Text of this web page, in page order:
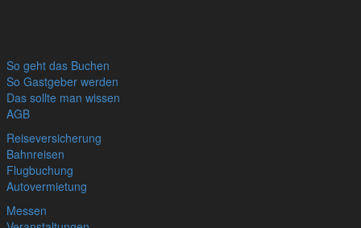
So geht das Buchen
So Gastgeber werden
Das sollte man wissen
AGB
Reiseversicherung
Bahnreisen
Flugbuchung
Autovermietung
Messen